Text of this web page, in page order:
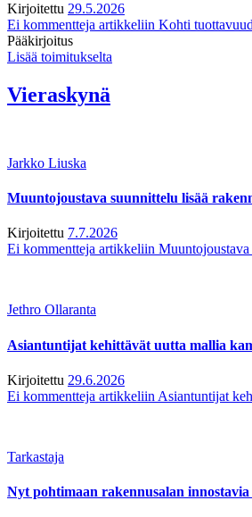
Kirjoitettu 29.5.2026
Ei kommentteja artikkeliin Kohti
Pääkirjoitus
Lisää toimitukselta
Vieraskynä
Jarkko Liuska
Muuntojoustava suunnittelu lisää
Kirjoitettu 7.7.2026
Ei kommentteja artikkeliin
Jethro Ollaranta
Asiantuntijat kehittävät uutta mallia
Kirjoitettu 29.6.2026
Ei kommentteja artikkeliin Asiantuntijat
Tarkastaja
Nyt pohtimaan rakennusalan innostavia